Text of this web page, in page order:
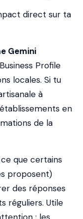
direct sur ta
Gemini
Profile
locales. Si tu
à
en
de la
que certains
proposent)
des réponses
réguliers. Utile